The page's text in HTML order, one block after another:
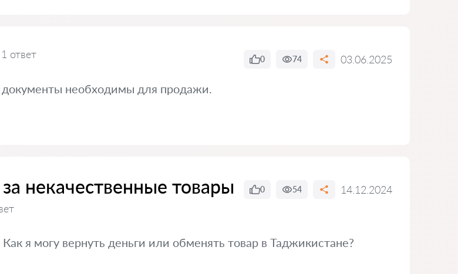
1 ответ 0 74 03.06.2025
документы необходимы для продажи.
некачественные товары
0 54 14.12.2024
я могу вернуть деньги или обменять товар в Таджикистане?